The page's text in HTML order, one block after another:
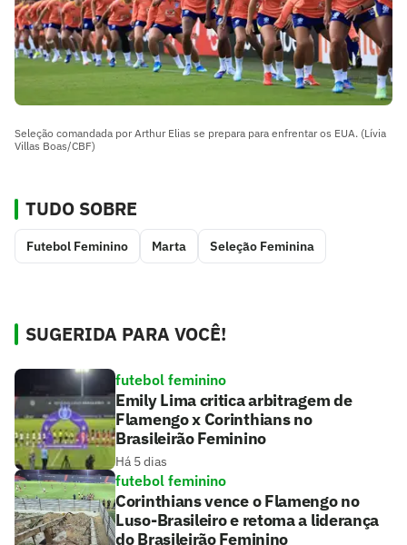
Seleção comandada por Arthur Elias se prepara para enfrentar os EUA. (Lívia
Villas Boas/CBF)
TUDO SOBRE
Futebol Feminino Marta Seleção Feminina
SUGERIDA PARA VOCÊ!
futebol feminino
Emily Lima critica arbitragem de
Flamengo x Corinthians no
Brasileirão Feminino
Há 5 dias
futebol feminino
Corinthians vence o Flamengo no
Luso-Brasileiro e retoma a liderança
do Brasileirão Feminino